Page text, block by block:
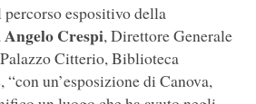
espositivo della
Angelo Crespi, Direttore Generale
Citterio, Biblioteca
un’esposizione di Canova,